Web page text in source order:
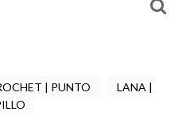
| PUNTO
LANA |